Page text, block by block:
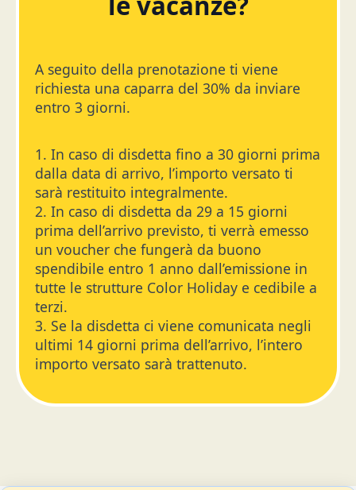
A seguito della prenotazione ti viene
richiesta una caparra del 30% da inviare
entro 3 giorni.
1. In caso di disdetta fino a 30 giorni prima
dalla data di arrivo, l’importo versato ti
sarà restituito integralmente.
2. In caso di disdetta da 29 a 15 giorni
prima dell’arrivo previsto, ti verrà emesso
un voucher che fungerà da buono
spendibile entro 1 anno dall’emissione in
tutte le strutture Color Holiday e cedibile a
terzi.
3. Se la disdetta ci viene comunicata negli
ultimi 14 giorni prima dell’arrivo, l’intero
importo versato sarà trattenuto.